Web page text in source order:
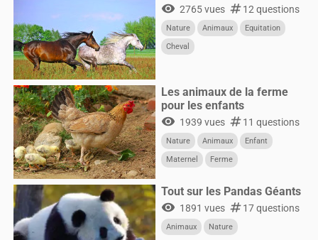
visibility 2765 vues numbers12 questions
Nature Animaux
Equitation
Cheval
Les animaux de la ferme
pour les enfants
visibility 1939 vues numbers11 questions
Nature Animaux
Enfant
Maternel
Ferme
Tout sur les Pandas Géants
visibility 1891 vues numbers17 questions
Animaux Nature